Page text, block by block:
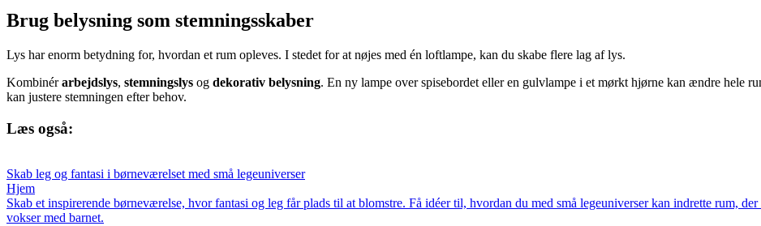
Brug belysning som stemningsskaber
Lys har enorm betydning for, hvordan et rum opleves. I stedet for at nøjes med én loftlampe, kan du skabe flere lag af lys.
Kombinérarbejdslys, stemningslys og dekorativ belysning. En ny lampe over spisebordet eller en gulvlampe i et mørkt hjørne kan ændre hele
kan justere stemningen efter behov.
Læs også:
Skab leg og fantasi i børneværelset med små legeuniverser
Hjem
Skab et inspirerende børneværelse, hvor fantasi og leg får plads til at blomstre. Få idéer til, hvordan du med små legeuniverser kan indrette rum,
vokser med barnet.